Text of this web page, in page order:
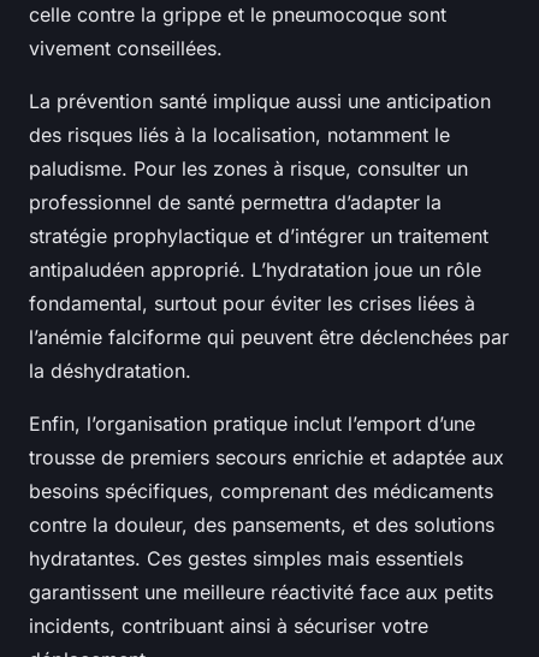
celle contre la grippe et le pneumocoque sont
vivement conseillées.
La prévention santé implique aussi une anticipation
des risques liés à la localisation, notamment le
paludisme. Pour les zones à risque, consulter un
professionnel de santé permettra d’adapter la
stratégie prophylactique et d’intégrer un traitement
antipaludéen approprié. L’hydratation joue un rôle
fondamental, surtout pour éviter les crises liées à
l’anémie falciforme qui peuvent être déclenchées par
la déshydratation.
Enfin, l’organisation pratique inclut l’emport d’une
trousse de premiers secours enrichie et adaptée aux
besoins spécifiques, comprenant des médicaments
contre la douleur, des pansements, et des solutions
hydratantes. Ces gestes simples mais essentiels
garantissent une meilleure réactivité face aux petits
incidents, contribuant ainsi à sécuriser votre